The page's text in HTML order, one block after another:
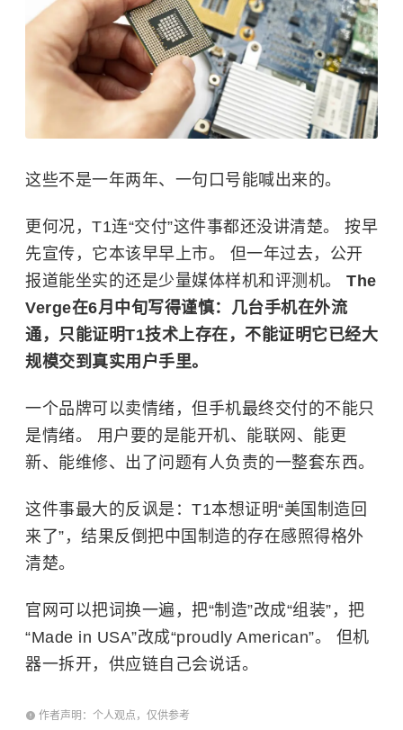
这些不是一年两年、一句口号能喊出来的。
更何况，T1连“交付”这件事都还没讲清楚。 按早
先宣传，它本该早早上市。 但一年过去，公开
报道能坐实的还是少量媒体样机和评测机。 The
Verge在6月中旬写得谨慎：几台手机在外流
通，只能证明T1技术上存在，不能证明它已经大
规模交到真实用户手里。
一个品牌可以卖情绪，但手机最终交付的不能只
是情绪。 用户要的是能开机、能联网、能更
新、能维修、出了问题有人负责的一整套东西。
这件事最大的反讽是：T1本想证明“美国制造回
来了”，结果反倒把中国制造的存在感照得格外
清楚。
官网可以把词换一遍，把“制造”改成“组装”，把
“Made in USA”改成“proudly American”。 但机
器一拆开，供应链自己会说话。
作者声明：个人观点，仅供参考